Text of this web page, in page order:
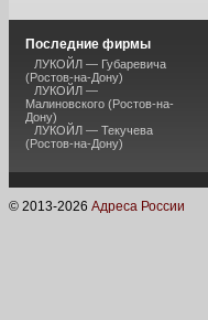
Последние фирмы
ЛУКОЙЛ — Губаревича
(Ростов-на-Дону)
ЛУКОЙЛ —
Малиновского (Ростов-на-
Дону)
ЛУКОЙЛ — Текучева
(Ростов-на-Дону)
© 2013-2026 Адреса России